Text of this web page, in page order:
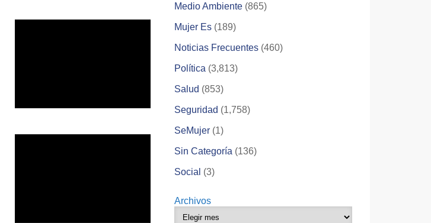
Medio Ambiente (865)
Mujer Es (189)
Noticias Frecuentes (460)
Política (3,813)
Salud (853)
Seguridad (1,758)
SeMujer (1)
Sin Categoría (136)
Social (3)
Archivos